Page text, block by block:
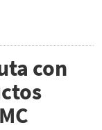
con